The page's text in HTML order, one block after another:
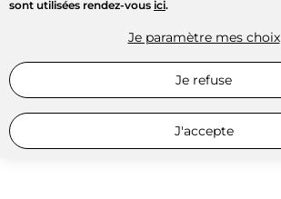
sont utilisées rendez-vous ici.
Je paramètre mes choix
Je refuse
J'accepte